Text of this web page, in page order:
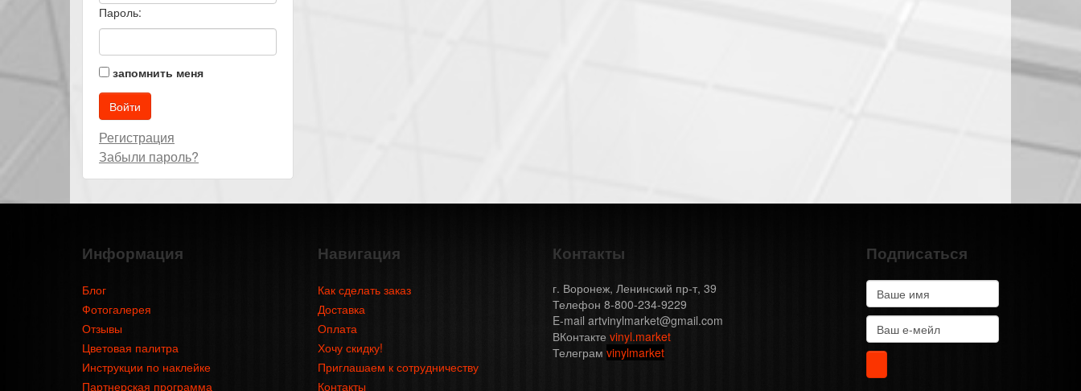
Пароль:
запомнить меня
Регистрация
Забыли пароль?
Информация
Блог
Фотогалерея
Отзывы
Цветовая палитра
Инструкции по наклейке
Партнерская программа
Навигация
Как сделать заказ
Доставка
Оплата
Хочу скидку!
Приглашаем к сотрудничеству
Контакты
Контакты
г. Воронеж, Ленинский пр-т, 39
Телефон 8-800-234-9229
E-mail artvinylmarket@gmail.com
ВКонтакте vinyl.market
Телеграм vinylmarket
Подписаться